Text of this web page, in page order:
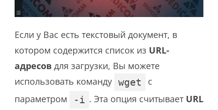
Если у Вас есть текстовый документ, в
котором содержится список из URL-
адресов для загрузки, Вы можете
использовать команду wget
с
параметром
-i . Эта опция считывает URL